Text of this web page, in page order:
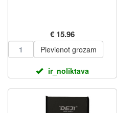
€ 15.96
Pievienot grozam
ir_noliktava